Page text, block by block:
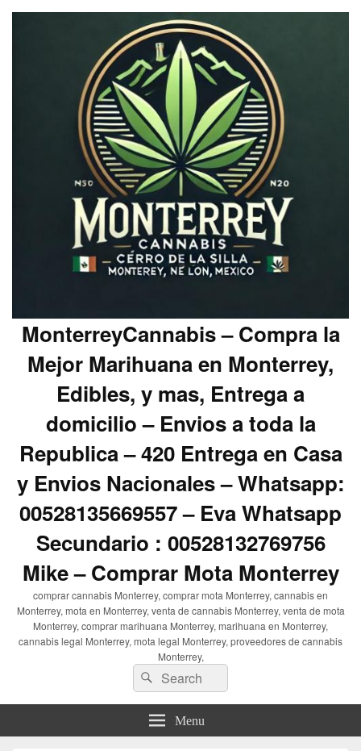
MonterreyCannabis – Compra la
Mejor Marihuana en Monterrey,
Edibles, y mas, Entrega a
domicilio – Envios a toda la
Republica – 420 Entrega en Casa
y Envios Nacionales – Whatsapp:
00528135669557 – Eva Whatsapp
Secundario : 00528132769756
Mike – Comprar Mota Monterrey
comprar cannabis Monterrey, comprar mota Monterrey, cannabis en
Monterrey, mota en Monterrey, venta de cannabis Monterrey, venta de mota
Monterrey, comprar marihuana Monterrey, marihuana en Monterrey,
cannabis legal Monterrey, mota legal Monterrey, proveedores de cannabis
Monterrey,
Search
for:
Search
Menu